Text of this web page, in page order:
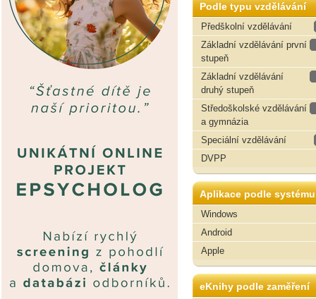
Podle typu vzdělávání
Předškolní vzdělávání
Základní vzdělávání první
stupeň
Základní vzdělávání
druhý stupeň
Středoškolské vzdělávání
a gymnázia
Speciální vzdělávání
DVPP
Aplikace podle systému
Windows
Android
Apple
eKnihy podle zaměření